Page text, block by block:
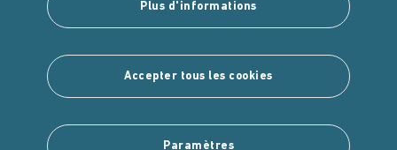
Suivez-nous
Plus d'informations
Accepter tous les cookies
Paramètres